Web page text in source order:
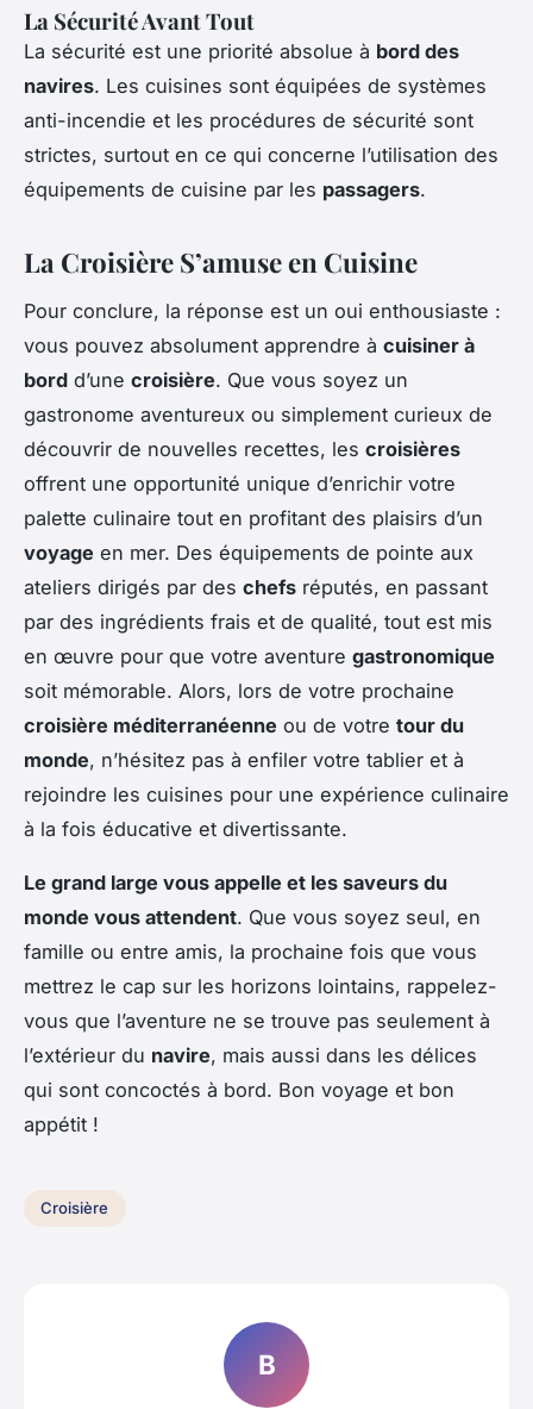
La Sécurité Avant Tout
La sécurité est une priorité absolue à bord des
navires. Les cuisines sont équipées de systèmes
anti-incendie et les procédures de sécurité sont
strictes, surtout en ce qui concerne l’utilisation des
équipements de cuisine par les passagers.
La Croisière S’amuse en Cuisine
Pour conclure, la réponse est un oui enthousiaste :
vous pouvez absolument apprendre à cuisiner à
bord d’une croisière. Que vous soyez un
gastronome aventureux ou simplement curieux de
découvrir de nouvelles recettes, les croisières
offrent une opportunité unique d’enrichir votre
palette culinaire tout en profitant des plaisirs d’un
voyage en mer. Des équipements de pointe aux
ateliers dirigés par des chefs réputés, en passant
par des ingrédients frais et de qualité, tout est mis
en œuvre pour que votre aventure gastronomique
soit mémorable. Alors, lors de votre prochaine
croisière méditerranéenne ou de votre tour du
monde, n’hésitez pas à enfiler votre tablier et à
rejoindre les cuisines pour une expérience culinaire
à la fois éducative et divertissante.
Le grand large vous appelle et les saveurs du
monde vous attendent. Que vous soyez seul, en
famille ou entre amis, la prochaine fois que vous
mettrez le cap sur les horizons lointains, rappelez-
vous que l’aventure ne se trouve pas seulement à
l’extérieur du navire, mais aussi dans les délices
qui sont concoctés à bord. Bon voyage et bon
appétit !
Croisière
B